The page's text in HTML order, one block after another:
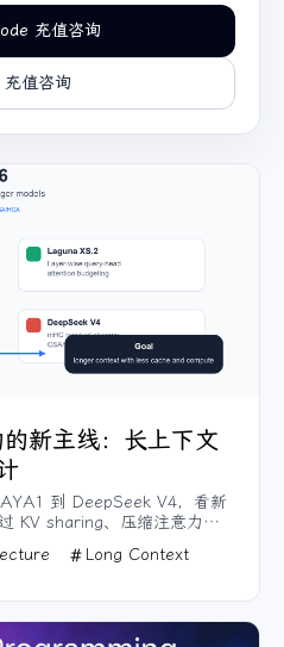
充值咨询
充值咨询
新主线：长上下文
到 DeepSeek V4，看新
KV sharing、压缩注意力和
Long Context